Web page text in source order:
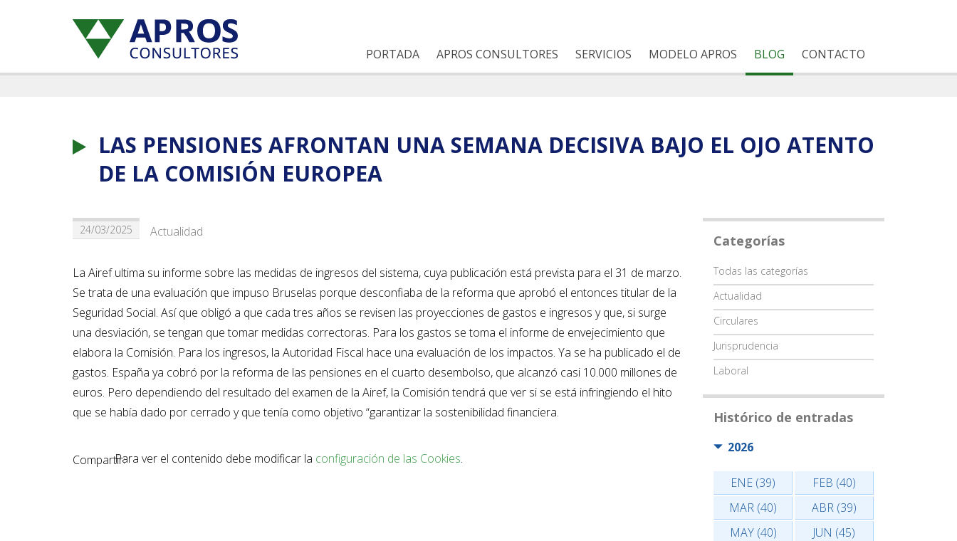
PORTADA APROS CONSULTORES SERVICIOS MODELO APROS BLOG CONTACTO
LAS PENSIONES AFRONTAN UNA SEMANA DECISIVA BAJO EL OJO ATENTO
DE LA COMISIÓN EUROPEA
24/03/2025 Actualidad
La Airef ultima su informe sobre las medidas de ingresos del sistema, cuya publicación está prevista para el 31 de marzo.
Se trata de una evaluación que impuso Bruselas porque desconfiaba de la reforma que aprobó el entonces titular de la
Seguridad Social. Así que obligó a que cada tres años se revisen las proyecciones de gastos e ingresos y que, si surge
una desviación, se tengan que tomar medidas correctoras. Para los gastos se toma el informe de envejecimiento que
elabora la Comisión. Para los ingresos, la Autoridad Fiscal hace una evaluación de los impactos. Ya se ha publicado el de
gastos. España ya cobró por la reforma de las pensiones en el cuarto desembolso, que alcanzó casi 10.000 millones de
euros. Pero dependiendo del resultado del examen de la Airef, la Comisión tendrá que ver si se está infringiendo el hito
que se había dado por cerrado y que tenía como objetivo “garantizar la sostenibilidad financiera.
Compartir:Para ver el contenido debe modificar la configuración de las Cookies.
Categorías
Categoría
Todas las categorías
Actualidad
Circulares
Jurisprudencia
Laboral
Histórico de entradas
2026
ENE (39)
FEB (40)
MAR (40)
ABR (39)
MAY (40)
JUN (45)